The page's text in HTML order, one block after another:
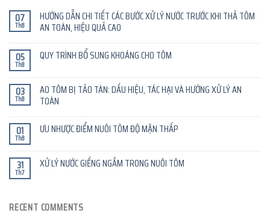
07
Th8
HƯỚNG DẪN CHI TIẾT CÁC BƯỚC XỬ LÝ NƯỚC TRƯỚC KHI THẢ TÔM
AN TOÀN, HIỆU QUẢ CAO
05
Th8
QUY TRÌNH BỔ SUNG KHOÁNG CHO TÔM
03
Th8
AO TÔM BỊ TẢO TÀN: DẤU HIỆU, TÁC HẠI VÀ HƯỚNG XỬ LÝ AN
TOÀN
01
Th8
ƯU NHƯỢC ĐIỂM NUÔI TÔM ĐỘ MẶN THẤP
31
Th7
XỬ LÝ NƯỚC GIẾNG NGẦM TRONG NUÔI TÔM
RECENT COMMENTS